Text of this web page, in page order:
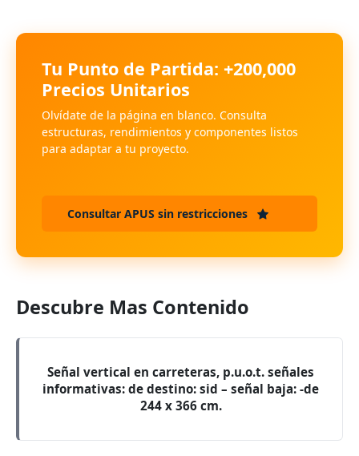
Tu Punto de Partida: +200,000
Precios Unitarios
Olvídate de la página en blanco. Consulta
estructuras, rendimientos y componentes listos
para adaptar a tu proyecto.
Consultar APUS sin restricciones
Descubre Mas Contenido
Señal vertical en carreteras, p.u.o.t. señales
informativas: de destino: sid – señal baja: -de
244 x 366 cm.